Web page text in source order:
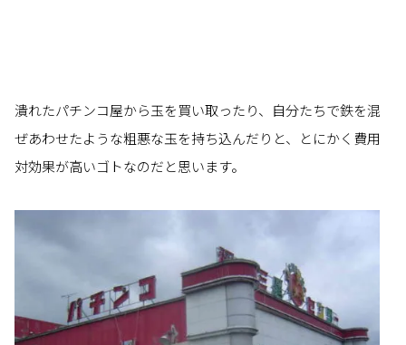
潰れたパチンコ屋から玉を買い取ったり、自分たちで鉄を混
ぜあわせたような粗悪な玉を持ち込んだりと、とにかく費用
対効果が高いゴトなのだと思います。